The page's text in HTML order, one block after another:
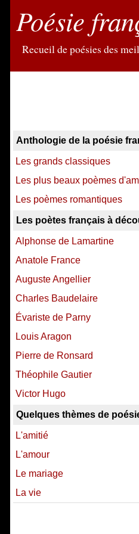
Poésie
Recueil de poésies des
Anthologie de la poésie
Les grands classiques
Les plus beaux poèmes
Les poèmes romantiques
Les poètes français à
Alphonse de Lamartine
Anatole France
Auguste Angellier
Charles Baudelaire
Évariste de Parny
Louis Aragon
Pierre de Ronsard
Théophile Gautier
Victor Hugo
Quelques thèmes de
L'amitié
L'amour
Le mariage
La vie